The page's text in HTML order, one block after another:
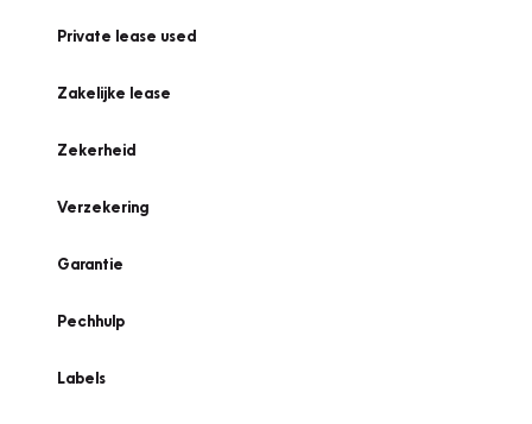
Private lease used
Zakelijke lease
Zekerheid
Verzekering
Garantie
Pechhulp
Labels